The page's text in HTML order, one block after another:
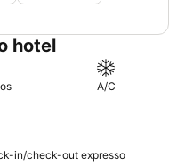
hotel
A/C
in/check-out expresso